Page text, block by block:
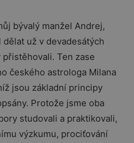
bývalý manžel Andrej,
už v devadesátých
Ten zase
českého astrologa Milana
jsou základní principy
Protože jsme oba
studovali a praktikovali,
výzkumu, prociťování